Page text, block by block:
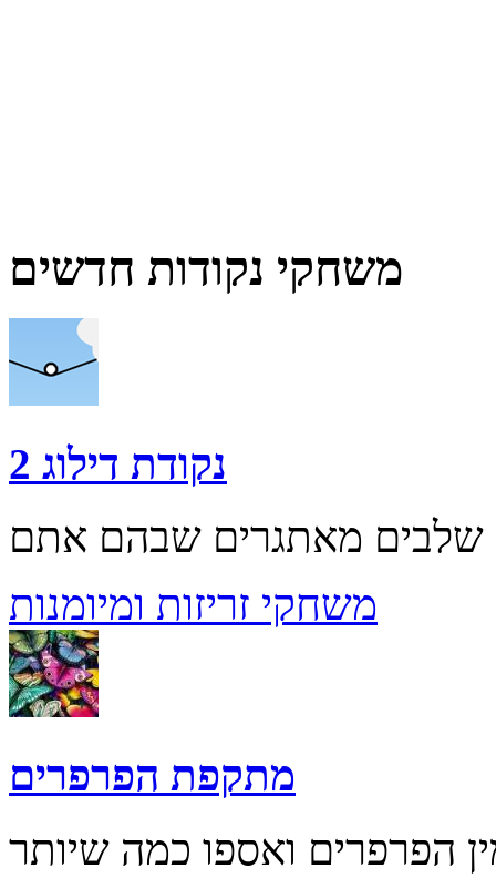
משחקי נקודות חדשים
נקודת דילוג 2
משחקי זריזות ומיומנות
מתקפת הפרפרים